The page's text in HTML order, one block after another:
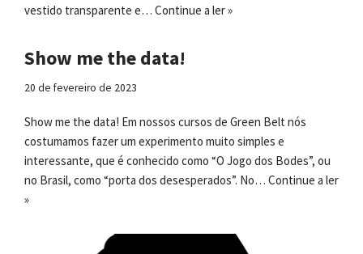
vestido transparente e… Continue a ler »
Show me the data!
20 de fevereiro de 2023
Show me the data! Em nossos cursos de Green Belt nós
costumamos fazer um experimento muito simples e
interessante, que é conhecido como “O Jogo dos Bodes”, ou
no Brasil, como “porta dos desesperados”. No… Continue a ler
»